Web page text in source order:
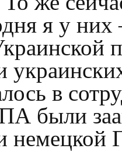
я у
в
были
немецкой